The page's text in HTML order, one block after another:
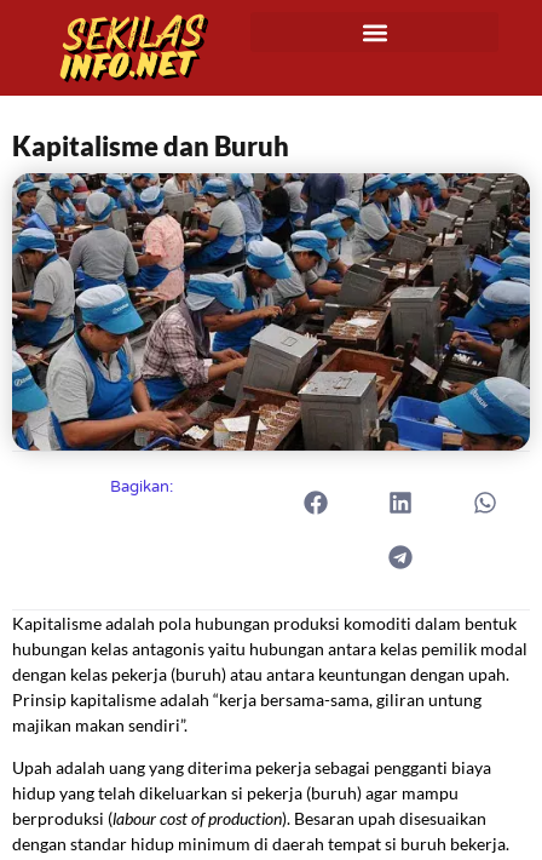
Kapitalisme dan Buruh
Bagikan:
Kapitalisme adalah pola hubungan produksi komoditi dalam bentuk
hubungan kelas antagonis yaitu hubungan antara kelas pemilik modal
dengan kelas pekerja (buruh) atau antara keuntungan dengan upah.
Prinsip kapitalisme adalah “kerja bersama-sama, giliran untung
majikan makan sendiri”.
Upah adalah uang yang diterima pekerja sebagai pengganti biaya
hidup yang telah dikeluarkan si pekerja (buruh) agar mampu
berproduksi (labour cost of production). Besaran upah disesuaikan
dengan standar hidup minimum di daerah tempat si buruh bekerja.